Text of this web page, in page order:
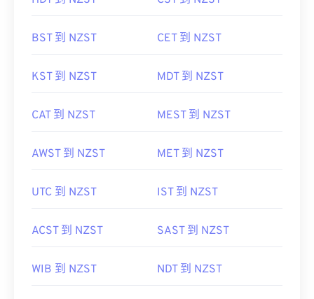
BST 到 NZST CET 到 NZST
KST 到 NZST MDT 到 NZST
CAT 到 NZST MEST 到 NZST
AWST 到 NZST MET 到 NZST
UTC 到 NZST IST 到 NZST
ACST 到 NZST SAST 到 NZST
WIB 到 NZST NDT 到 NZST